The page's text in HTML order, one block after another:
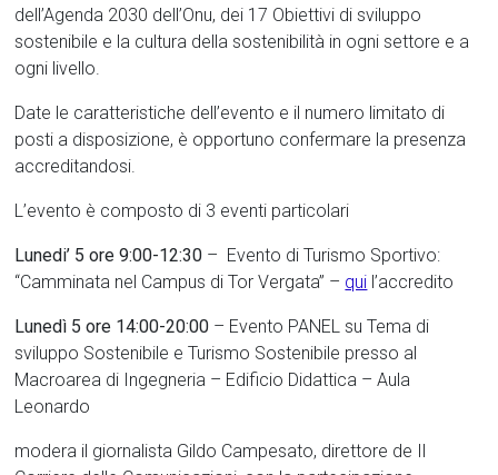
dell’Agenda 2030 dell’Onu, dei 17 Obiettivi di sviluppo
sostenibile e la cultura della sostenibilità in ogni settore e a
ogni livello.
Date le caratteristiche dell’evento e il numero limitato di
posti a disposizione, è opportuno confermare la presenza
accreditandosi.
L’evento è composto di 3 eventi particolari
Lunedi’ 5 ore 9:00-12:30 – Evento di Turismo Sportivo:
“Camminata nel Campus di Tor Vergata” – qui l’accredito
Lunedì 5 ore 14:00-20:00 – Evento PANEL su Tema di
sviluppo Sostenibile e Turismo Sostenibile presso al
Macroarea di Ingegneria – Edificio Didattica – Aula
Leonardo
modera il giornalista Gildo Campesato, direttore de Il